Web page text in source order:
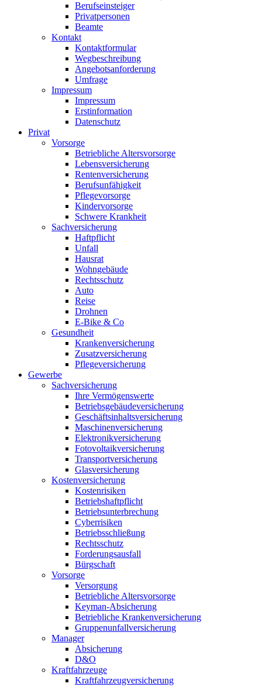
Berufseinsteiger
Privatpersonen
Beamte
Kontakt
Kontaktformular
Wegbeschreibung
Angebotsanforderung
Umfrage
Impressum
Impressum
Erstinformation
Datenschutz
Privat
Vorsorge
Betriebliche Altersvorsorge
Lebensversicherung
Rentenversicherung
Berufsunfähigkeit
Pflegevorsorge
Kindervorsorge
Schwere Krankheit
Sachversicherung
Haftpflicht
Unfall
Hausrat
Wohngebäude
Rechtsschutz
Auto
Reise
Drohnen
E-Bike & Co
Gesundheit
Krankenversicherung
Zusatzversicherung
Pflegeversicherung
Gewerbe
Sachversicherung
Ihre Vermögenswerte
Betriebsgebäudeversicherung
Geschäftsinhaltsversicherung
Maschinenversicherung
Elektronikversicherung
Fotovoltaikversicherung
Transportversicherung
Glasversicherung
Kostenversicherung
Kostenrisiken
Betriebshaftpflicht
Betriebsunterbrechung
Cyberrisiken
Betriebsschließung
Rechtsschutz
Forderungsausfall
Bürgschaft
Vorsorge
Versorgung
Betriebliche Altersvorsorge
Keyman-Absicherung
Betriebliche Krankenversicherung
Gruppenunfallversicherung
Manager
Absicherung
D&O
Kraftfahrzeuge
Kraftfahrzeugversicherung